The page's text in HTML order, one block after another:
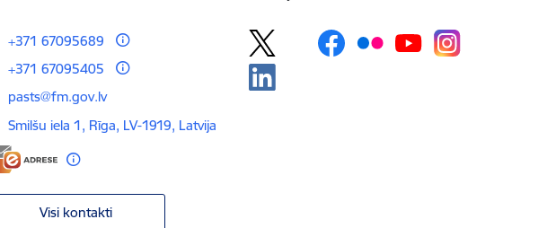
+371 67095689
+371 67095405
E-pasts:
pasts@fm.gov.lv
Smilšu iela 1, Rīga, LV-1919, Latvija
Visi kontakti